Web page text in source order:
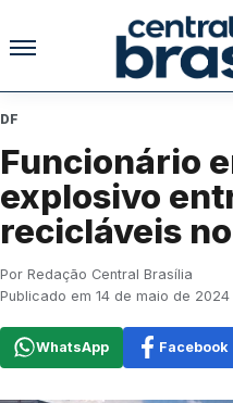
Pular para o conteúdo
DF
Funcionário
explosivo
recicláveis
Por Redação Central Brasília
Publicado em 14 de maio de 2024
WhatsApp Facebook